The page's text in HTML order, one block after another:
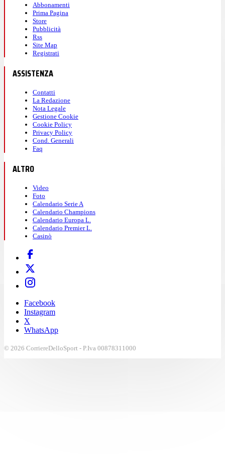
Abbonamenti
Prima Pagina
Store
Pubblicità
Rss
Site Map
Registrati
ASSISTENZA
Contatti
La Redazione
Nota Legale
Gestione Cookie
Cookie Policy
Privacy Policy
Cond. Generali
Faq
ALTRO
Video
Foto
Calendario Serie A
Calendario Champions
Calendario Europa L.
Calendario Premier L.
Casinò
Facebook
Instagram
X
WhatsApp
© 2026 CorriereDelloSport - P.Iva 00878311000